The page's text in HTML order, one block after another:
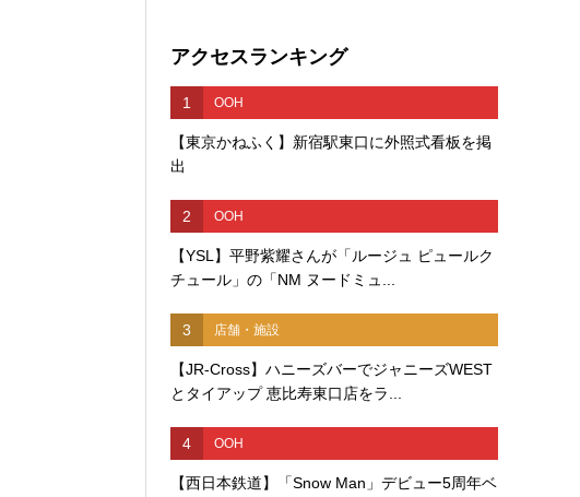
アクセスランキング
1 OOH
【東京かねふく】新宿駅東口に外照式看板を掲
出
2 OOH
【YSL】平野紫耀さんが「ルージュ ピュールク
チュール」の「NM ヌードミュ...
3 店舗・施設
【JR-Cross】ハニーズバーでジャニーズWEST
とタイアップ 恵比寿東口店をラ...
4 OOH
【西日本鉄道】「Snow Man」デビュー5周年ベ